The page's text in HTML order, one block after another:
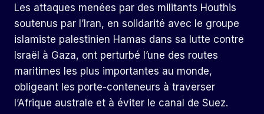
Les attaques menées par des militants Houthis
soutenus par l’Iran, en solidarité avec le groupe
islamiste palestinien Hamas dans sa lutte contre
Israël à Gaza, ont perturbé l’une des routes
maritimes les plus importantes au monde,
obligeant les porte-conteneurs à traverser
l’Afrique australe et à éviter le canal de Suez.